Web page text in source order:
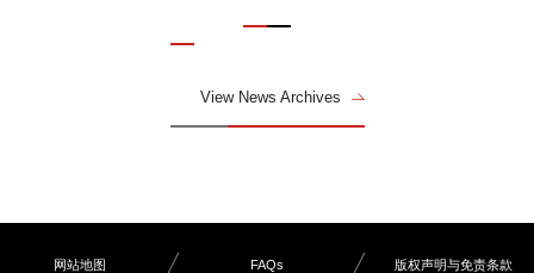
View News Archives
网站地图 FAQs 版权声明与免责条款